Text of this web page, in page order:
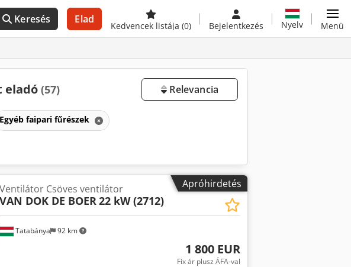
Keresés Elad
Kedvencek listája (0) Bejelentkezés Nyelv Menü
eladó (57) Relevancia
Egyéb faipari fűrészek
Apróhirdetés
Tatabánya 92 km
Ventilátor Csöves ventilátor
VAN DOK DE BOER 22 kW (2712)
1 800 EUR
Fix ár plusz ÁFA-val